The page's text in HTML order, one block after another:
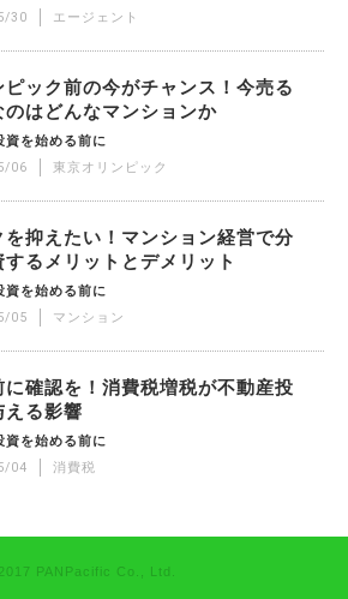
30 エージェント
ピック前の今がチャンス！今売る
のはどんなマンションか
資を始める前に
06 東京オリンピック
を抑えたい！マンション経営で分
するメリットとデメリット
資を始める前に
05 マンション
に確認を！消費税増税が不動産投
える影響
資を始める前に
04 消費税
PANPacific Co., Ltd.